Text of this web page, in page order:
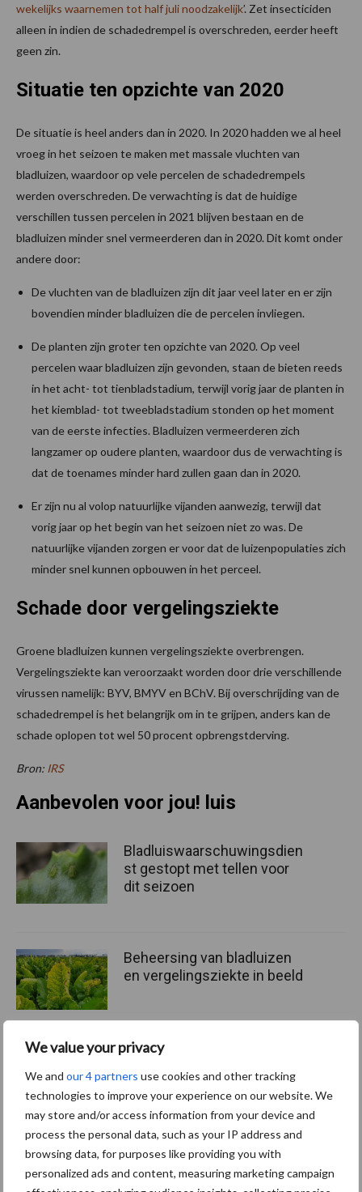
We value your privacy
We and our 4 partners use cookies and other tracking
technologies to improve your experience on our website. We
may store and/or access information from your device and
process the personal data, such as your IP address and
browsing data, for purposes like providing you with
personalized ads and content, measuring marketing campaign
wekelijks waarnemen tot half juli noodzakelijk’. Zet insecticiden
alleen in indien de schadedrempel is overschreden, eerder heeft
geen zin.
Situatie ten opzichte van 2020
De situatie is heel anders dan in 2020. In 2020 hadden we al heel
vroeg in het seizoen te maken met massale vluchten van
bladluizen, waardoor op vele percelen de schadedrempels
werden overschreden. De verwachting is dat de huidige
verschillen tussen percelen in 2021 blijven bestaan en de
bladluizen minder snel vermeerderen dan in 2020. Dit komt onder
andere door:
De vluchten van de bladluizen zijn dit jaar veel later en er zijn
bovendien minder bladluizen die de percelen invliegen.
De planten zijn groter ten opzichte van 2020. Op veel
percelen waar bladluizen zijn gevonden, staan de bieten reeds
in het acht- tot tienbladstadium, terwijl vorig jaar de planten in
het kiemblad- tot tweebladstadium stonden op het moment
van de eerste infecties. Bladluizen vermeerderen zich
langzamer op oudere planten, waardoor dus de verwachting is
dat de toenames minder hard zullen gaan dan in 2020.
Er zijn nu al volop natuurlijke vijanden aanwezig, terwijl dat
vorig jaar op het begin van het seizoen niet zo was. De
natuurlijke vijanden zorgen er voor dat de luizenpopulaties zich
minder snel kunnen opbouwen in het perceel.
Schade door vergelingsziekte
Groene bladluizen kunnen vergelingsziekte overbrengen.
Vergelingsziekte kan veroorzaakt worden door drie verschillende
virussen namelijk: BYV, BMYV en BChV. Bij overschrijding van de
schadedrempel is het belangrijk om in te grijpen, anders kan de
schade oplopen tot wel 50 procent opbrengstderving.
Bron: IRS
Aanbevolen voor jou! luis
Bladluiswaarschuwingsdien
st gestopt met tellen voor
dit seizoen
Beheersing van bladluizen
en vergelingsziekte in beeld
zomergranen: controleer
vooral het vlagblad